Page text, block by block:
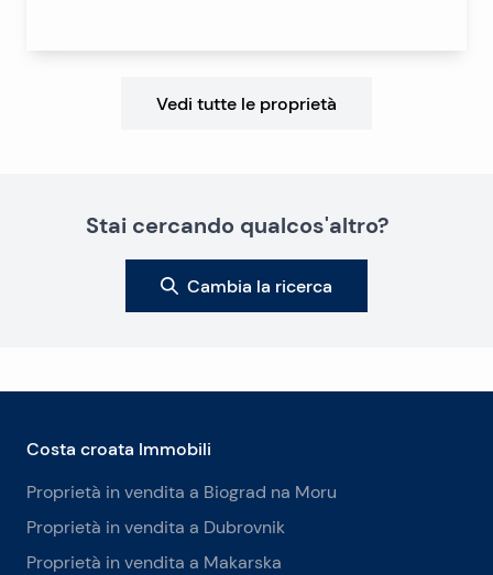
Vedi tutte le proprietà
Stai cercando qualcos'altro?
Cambia la ricerca
Costa croata Immobili
Proprietà in vendita a Biograd na Moru
Proprietà in vendita a Dubrovnik
Proprietà in vendita a Makarska